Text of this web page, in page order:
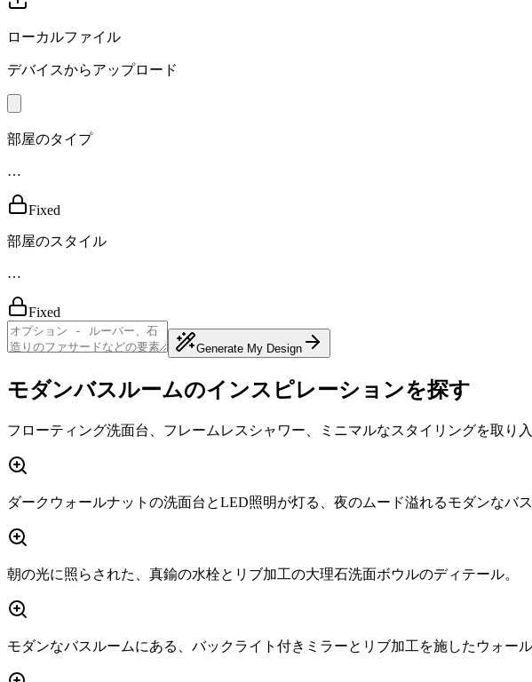
ローカルファイル
デバイスからアップロード
部屋のタイプ
…
Fixed
部屋のスタイル
…
Fixed
Generate My Design
モダンバスルームのインスピレーションを探す
フローティング洗面台、フレームレスシャワー、ミニマルなスタイリングを取り
ダークウォールナットの洗面台とLED照明が灯る、夜のムード溢れるモダンなバス
朝の光に照らされた、真鍮の水栓とリブ加工の大理石洗面ボウルのディテール。
モダンなバスルームにある、バックライト付きミラーとリブ加工を施したウォー